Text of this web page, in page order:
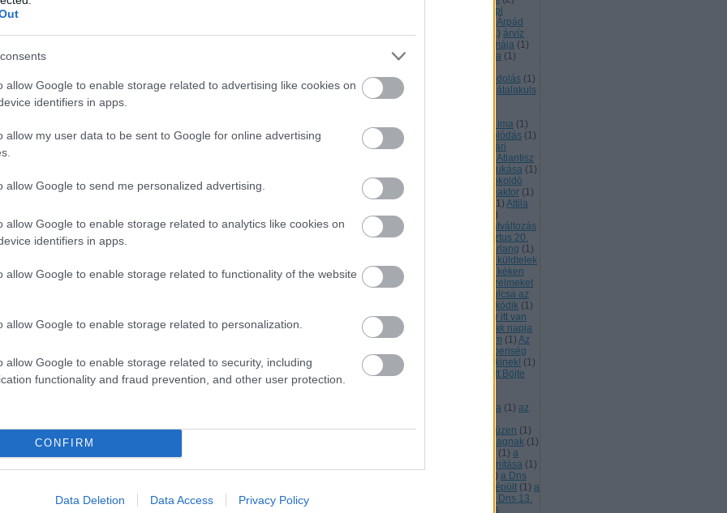
allow Google to enable storage related to advertising like cookies on
identifiers in apps.
allow my user data to be sent to Google for online advertising
allow Google to send me personalized advertising.
allow Google to enable storage related to analytics like cookies on
identifiers in apps.
allow Google to enable storage related to functionality of the website
allow Google to enable storage related to personalization.
allow Google to enable storage related to security, including
functionality and fraud prevention, and other user protection.
CONFIRM
Data Deletion Data Access Privacy Policy
Árpád napi
Árpád
vérvonala (1)Arraragat 1) árvíz
Assisi Szent Ferec imája (1)
Astana Heliksz a felvirágzás kódja (1)
asztráltest (2 Ataiszi kódolás (1)
ataiszi magok
átalakuls
átalakultást segíti
Atanykort segítő ima (1)
átélés
( áthangolás áthangolódás (1)
Atilla a Hunok királya
Atilla nyári
Atlantisz
Atlantisz bukása (1)
átlényegülés
átokoldó
szöveg
atomerőmű atomreaktor (1)
1) Attila
nagykirály (
)
Átváltozás
1
átváltozás
14) Átvátozás
Augusztus 20.
Ausztrál barlang (1)
azért küldtelek
(1 )Azovi szigetek
az agytörzs kéken
világít
(1
az amygdala üríti az érzelmeket
Az anyagból való kikódolás kulcsa az
az apostoli korona működik (1)
az Aranykor imája
az Aranykor itt van
)
Az egység megtapasztalásának napja
az ég ajándéka egy új program (1) Az
Az emberiség
nevében megbocsájtunk mindenkinek! (1)
Az emberi méltóságért díjat kapott Böjte
kápolnájának mennyezeti freskója (1) az
gyümölcs (1) az Ótörök néplélek üzen (1)
Az Úzok 7. leszármazotti ága a Magnak (1)
(1) a
a bárány tanítása (1)
) a Dns
a Dns 13. rétege kiépült (1) a
a Dns 13.
rétege tartalmazza a fénnyé válás